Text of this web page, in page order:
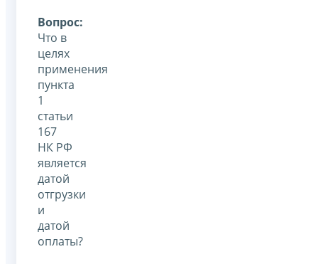
Вопрос:
Что в
целях
применения
пункта
1
статьи
167
НК РФ
является
датой
отгрузки
и
датой
оплаты?